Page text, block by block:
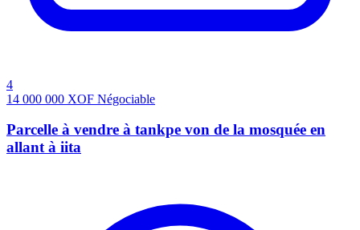
4
14 000 000 XOF Négociable
Parcelle à vendre à tankpe von de la mosquée en
allant à iita